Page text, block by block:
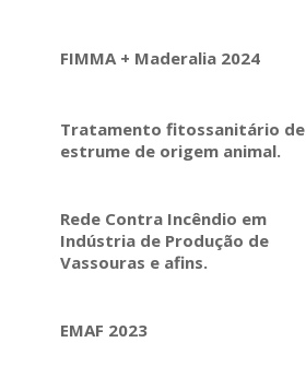
FIMMA + Maderalia 2024
Tratamento fitossanitário de
estrume de origem animal.
Rede Contra Incêndio em
Indústria de Produção de
Vassouras e afins.
EMAF 2023